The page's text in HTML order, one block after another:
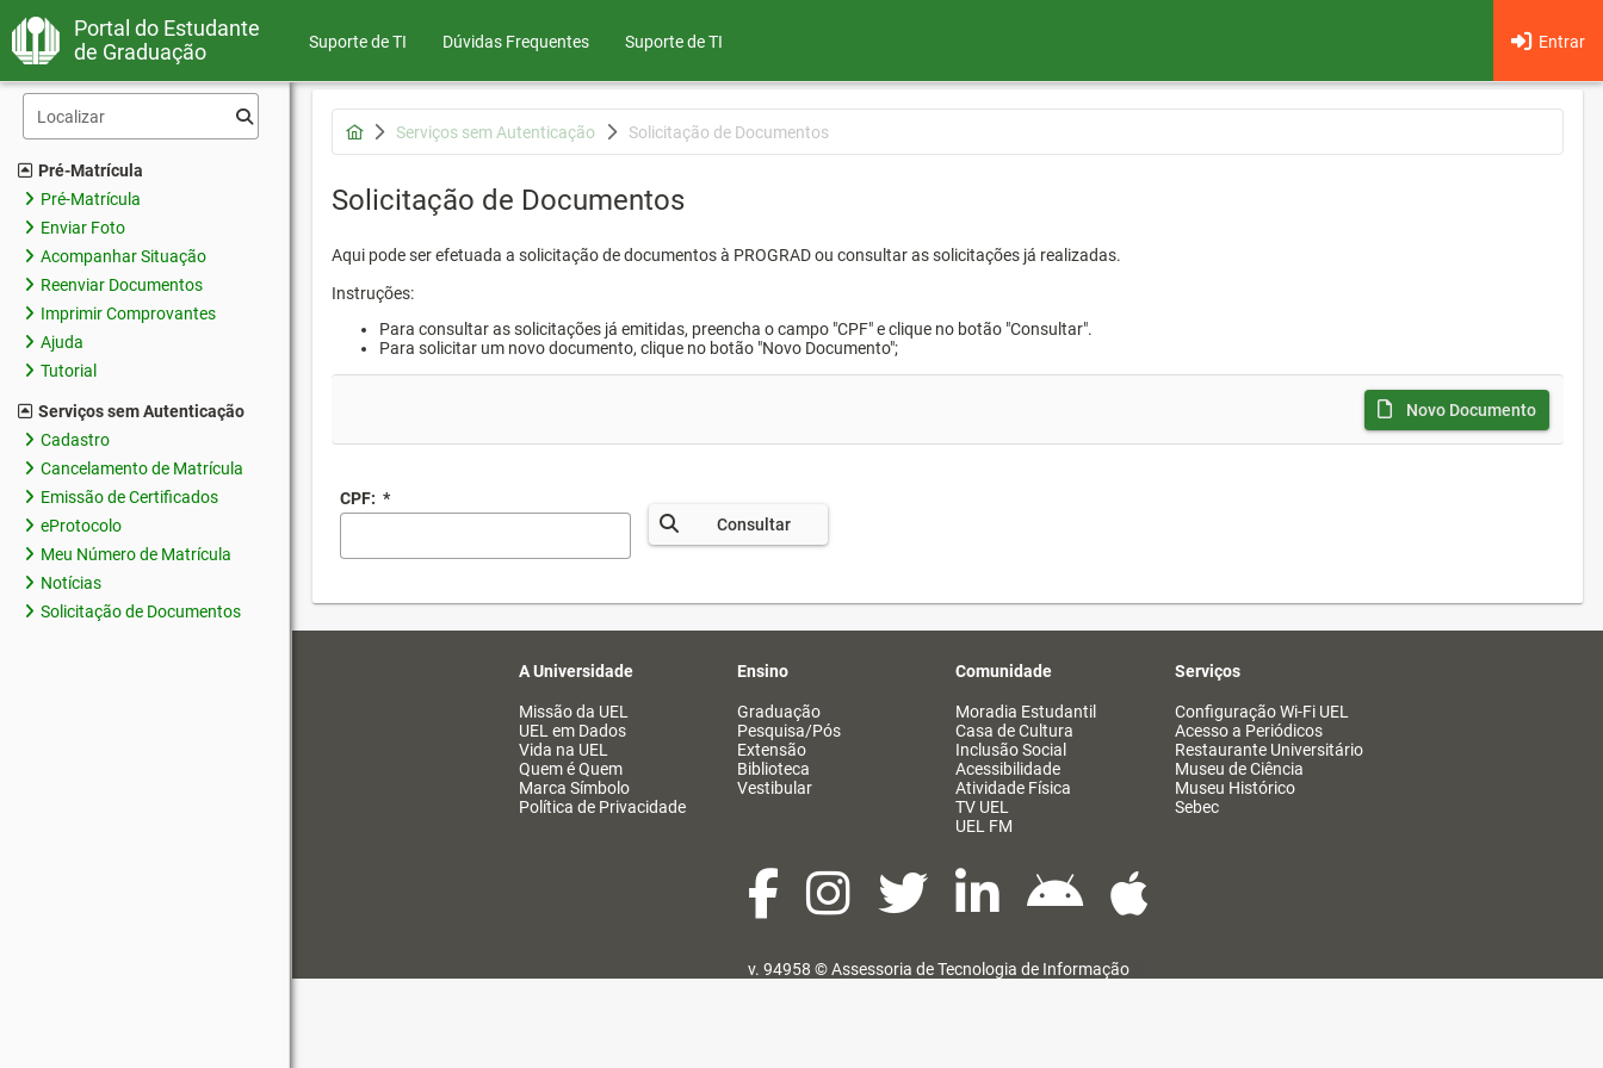
Portal do Estudante
de Graduação
Suporte de TI Dúvidas Frequentes Entrar
Suporte de TI
Pré-Matrícula
Pré-Matrícula
Enviar Foto
Acompanhar Situação
Reenviar Documentos
Imprimir Comprovantes
Ajuda
Tutorial
Serviços sem Autenticação
Cadastro
Cancelamento de Matrícula
Emissão de Certificados
eProtocolo
Meu Número de Matrícula
Notícias
Solicitação de Documentos
Serviços sem Autenticação Solicitação de Documentos
Solicitação de Documentos
Aqui pode ser efetuada a solicitação de documentos à PROGRAD ou consultar as solicitações já realizadas.
Instruções:
Para consultar as solicitações já emitidas, preencha o campo "CPF" e clique no botão "Consultar".
Para solicitar um novo documento, clique no botão "Novo Documento";
Novo Documento
CPF: *
Consultar
A Universidade
Missão da UEL
UEL em Dados
Vida na UEL
Quem é Quem
Marca Símbolo
Política de Privacidade
Ensino
Graduação
Pesquisa/Pós
Extensão
Biblioteca
Vestibular
Comunidade
Moradia Estudantil
Casa de Cultura
Inclusão Social
Acessibilidade
Atividade Física
TV UEL
UEL FM
Serviços
Configuração Wi-Fi UEL
Acesso a Periódicos
Restaurante Universitário
Museu de Ciência
Museu Histórico
Sebec
v. 94958 ©Assessoria de Tecnologia de Informação